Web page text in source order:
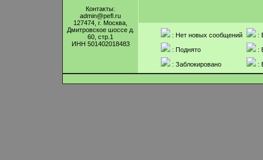
Контакты:
admin@pefl.ru
127474, г. Москва,
Дмитровское шоссе д.
60, стр.1
ИНН 501402018483
: Нет новых сообщений :
: Поднято :
: Заблокировано :